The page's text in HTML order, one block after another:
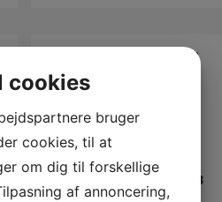
FLADMEJSEL 350X23X13
MM
cookies
bruger
cookies, til at
om dig til forskellige
af annoncering,